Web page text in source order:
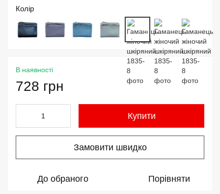
Колір
В наявності
728 грн
Купити
Замовити швидко
До обраного Порівняти